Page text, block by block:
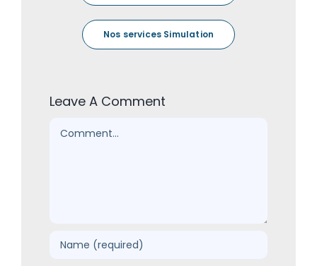
Nos services Simulation
Leave A Comment
Comment